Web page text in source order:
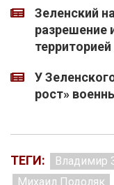
Зеленский
разрешение
У
рост»
ТЕГИ: Владимир
Михаил Подоляк